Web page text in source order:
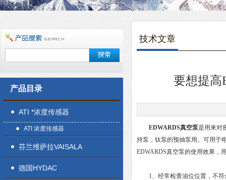
产品目录
ATI *浓度传感器
ATI 浓度传感器
芬兰维萨拉VAISALA
德国HYDAC
技术文章
要想提高
EDWARDS真空泵是用来对
持泵，钛泵的预抽泵用。可用于
EDWARDS真空泵的使用效果，
1、经常检查油位位置，不符